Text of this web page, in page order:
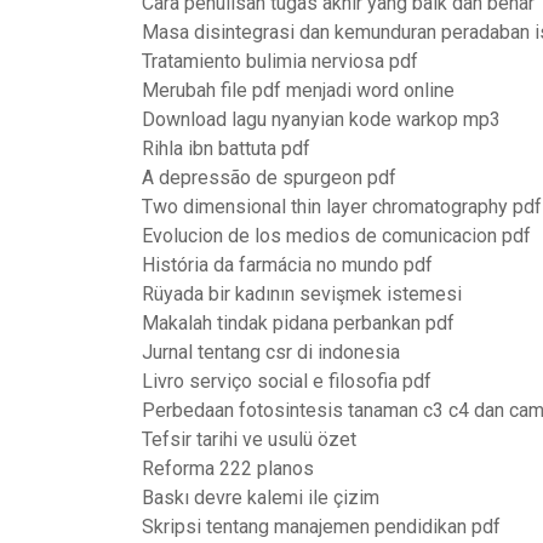
Masa disintegrasi dan kemunduran peradaban
Tratamiento bulimia nerviosa pdf
Merubah file pdf menjadi word online
Download lagu nyanyian kode warkop mp3
Rihla ibn battuta pdf
A depressão de spurgeon pdf
Two dimensional thin layer chromatography pdf
Evolucion de los medios de comunicacion pdf
História da farmácia no mundo pdf
Rüyada bir kadının sevişmek istemesi
Makalah tindak pidana perbankan pdf
Jurnal tentang csr di indonesia
Livro serviço social e filosofia pdf
Perbedaan fotosintesis tanaman c3 c4 dan
Tefsir tarihi ve usulü özet
Reforma 222 planos
Baskı devre kalemi ile çizim
Skripsi tentang manajemen pendidikan pdf